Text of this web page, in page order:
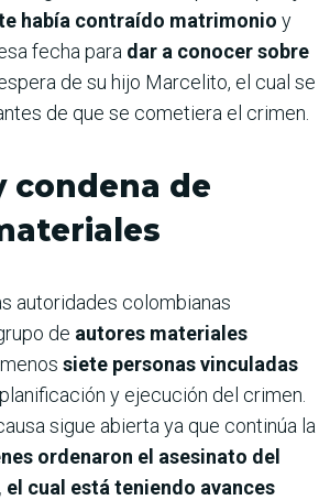
había contraído matrimonio y
fecha para dar a conocer sobre
de su hijo Marcelito, el cual se
de que se cometiera el crimen.
condena de
autoridades colombianas
de autores materiales
siete personas vinculadas
y ejecución del crimen.
sigue abierta ya que continúa la
ordenaron el asesinato del
cual está teniendo avances